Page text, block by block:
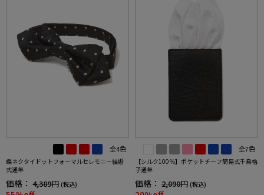
全4色
蝶ネクタイドットフォーマルセレモニー結婚
式通年
価格： 4,389円 (税込)
全7色
【シルク100％】ポケットチーフ簡易式千鳥格
子通年
価格： 2,090円 (税込)